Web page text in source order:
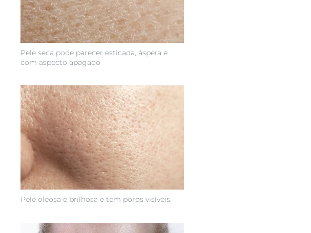
Pele seca pode parecer esticada, áspera e
com aspecto apagado
Pele oleosa é brilhosa e tem poros visíveis.